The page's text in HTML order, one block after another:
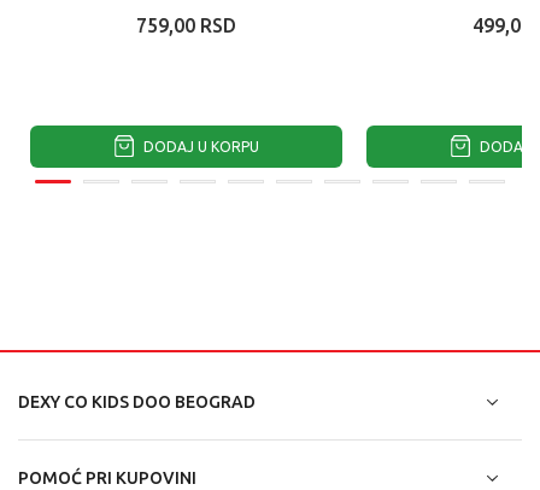
759,00 RSD
DODAJ U KORPU
499,00
DODAJ
DEXY CO KIDS DOO BEOGRAD
POMOĆ PRI KUPOVINI